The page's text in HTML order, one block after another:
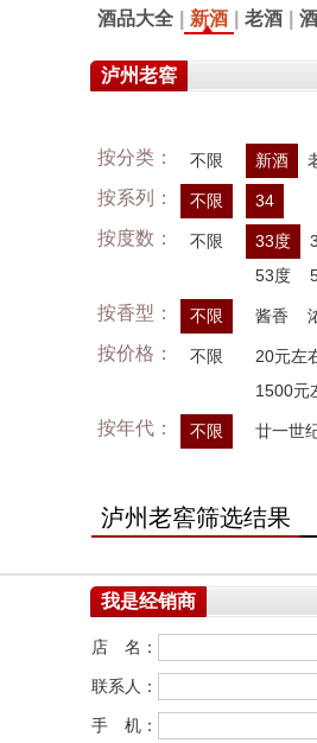
酒品大全 新酒 老酒
泸州老窖
按分类： 不限 新酒
按系列： 不限 34
按度数： 不限 33度
53度
按香型： 不限 酱香
按价格： 不限 20元左
1500元
按年代： 不限 廿一世
泸州老窖筛选结果
我是经销商
店 名：
联系人：
手 机：